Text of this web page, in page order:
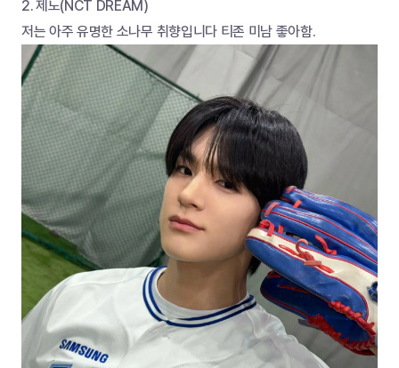
2.	제노(NCT DREAM)
저는 아주 유명한 소나무 취향입니다 티존 미남 좋아함.